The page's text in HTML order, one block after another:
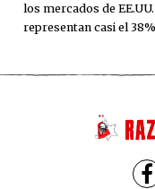
los mercados de
representan casi el